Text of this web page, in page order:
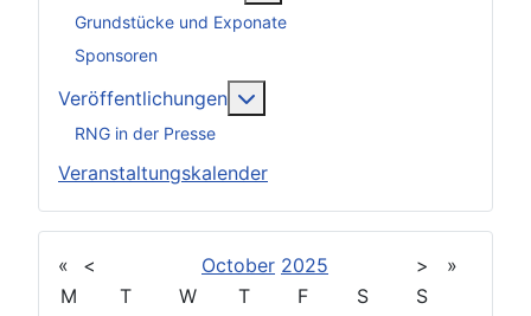
Grundstücke und Exponate
Sponsoren
Veröffentlichungen
RNG in der Presse
Veranstaltungskalender
« < October 2025 >
»
M
T W T F S
S